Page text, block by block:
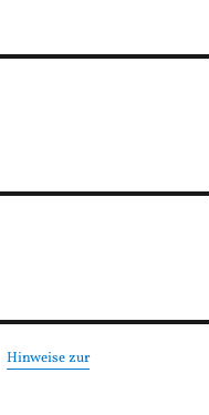
Hinweise zur